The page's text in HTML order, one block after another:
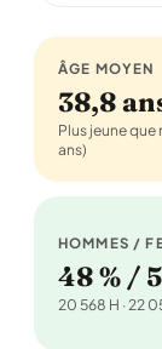
ÂGE MOYEN
38,8
Plus jeune que
ans)
HOMMES /
48 % /
20 568 H · 22